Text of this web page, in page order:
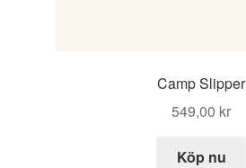
Camp Slipper
549,00 kr
Köp nu